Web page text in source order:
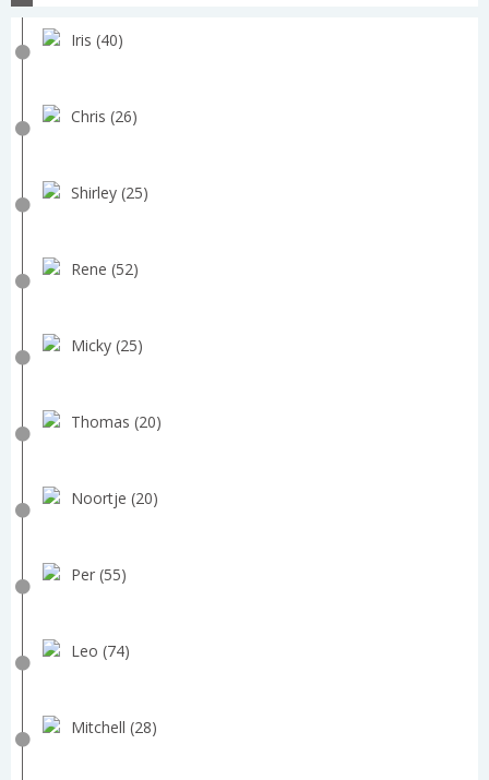
Iris (40)
Chris (26)
Shirley (25)
Rene (52)
Micky (25)
Thomas (20)
Noortje (20)
Per (55)
Leo (74)
Mitchell (28)